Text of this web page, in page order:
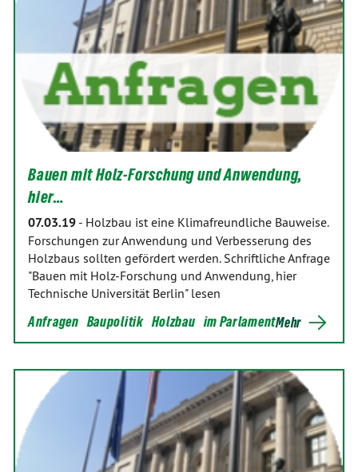
Bauen mit Holz-Forschung und Anwendung,
hier…
07.03.19 - Holzbau ist eine Klimafreundliche Bauweise.
Forschungen zur Anwendung und Verbesserung des
Holzbaus sollten gefördert werden. Schriftliche Anfrage
"Bauen mit Holz-Forschung und Anwendung, hier
Technische Universität Berlin" lesen
Anfragen Baupolitik Holzbau im ParlamentMehr